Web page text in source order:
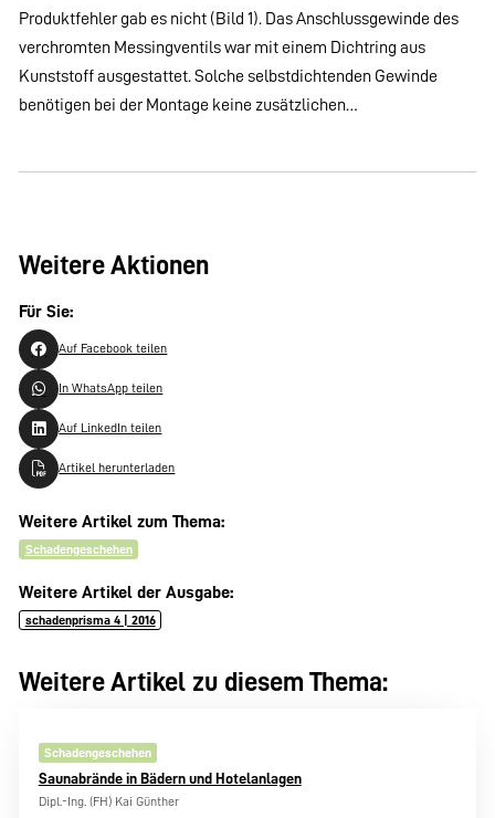
Produktfehler gab es nicht (Bild 1). Das Anschlussgewinde des
verchromten Messingventils war mit einem Dichtring aus
Kunststoff ausgestattet. Solche selbstdichtenden Gewinde
benötigen bei der Montage keine zusätzlichen…
Weitere Aktionen
Für Sie:
Auf Facebook teilen
In WhatsApp teilen
Auf LinkedIn teilen
Artikel herunterladen
Weitere Artikel zum Thema:
Schadengeschehen
Weitere Artikel der Ausgabe:
schadenprisma 4 | 2016
Weitere Artikel zu diesem Thema:
Schadengeschehen
Saunabrände in Bädern und Hotelanlagen
Dipl.-Ing. (FH) Kai Günther